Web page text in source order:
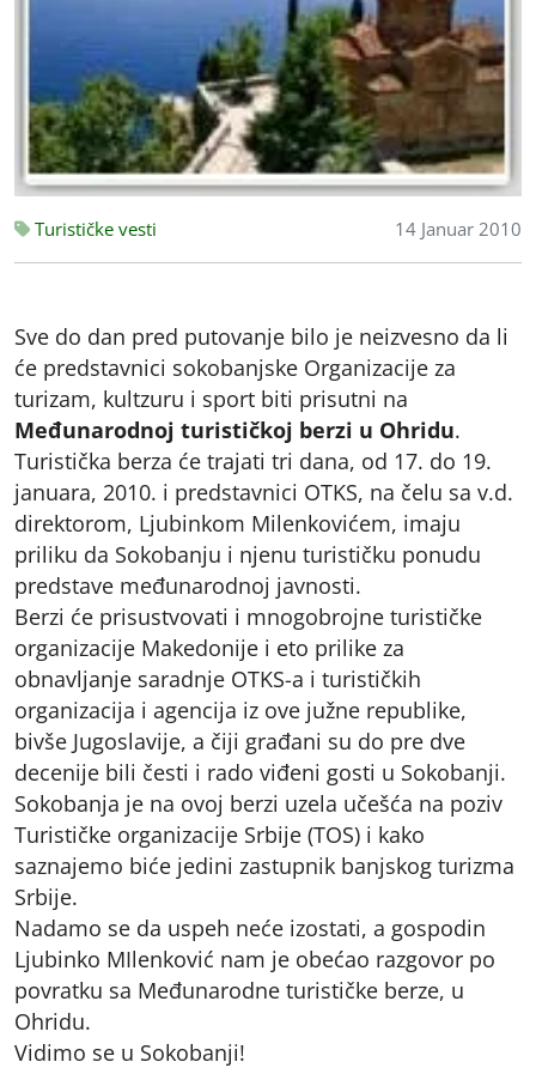
Turističke vesti 14 Januar 2010
Sve do dan pred putovanje bilo je neizvesno da li
će predstavnici sokobanjske Organizacije za
turizam, kultzuru i sport biti prisutni na
Međunarodnoj turističkoj berzi u Ohridu.
Turistička berza će trajati tri dana, od 17. do 19.
januara, 2010. i predstavnici OTKS, na čelu sa v.d.
direktorom, Ljubinkom Milenkovićem, imaju
priliku da Sokobanju i njenu turističku ponudu
predstave međunarodnoj javnosti.
Berzi će prisustvovati i mnogobrojne turističke
organizacije Makedonije i eto prilike za
obnavljanje saradnje OTKS-a i turističkih
organizacija i agencija iz ove južne republike,
bivše Jugoslavije, a čiji građani su do pre dve
decenije bili česti i rado viđeni gosti u Sokobanji.
Sokobanja je na ovoj berzi uzela učešća na poziv
Turističke organizacije Srbije (TOS) i kako
saznajemo biće jedini zastupnik banjskog turizma
Srbije.
Nadamo se da uspeh neće izostati, a gospodin
Ljubinko MIlenković nam je obećao razgovor po
povratku sa Međunarodne turističke berze, u
Ohridu.
Vidimo se u Sokobanji!